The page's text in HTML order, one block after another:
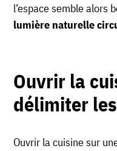
l’espace semble alors
lumière naturelle
Ouvrir la
délimiter
Ouvrir la cuisine sur